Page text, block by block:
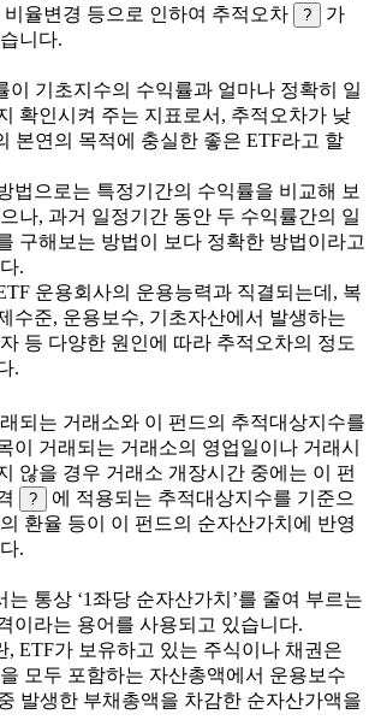
비율변경 등으로 인하여 추적오차
?
가
니다.
이 기초지수의 수익률과 얼마나 정확히 일
확인시켜 주는 지표로서, 추적오차가 낮
본연의 목적에 충실한 좋은 ETF라고 할
법으로는 특정기간의 수익률을 비교해 보
나, 과거 일정기간 동안 두 수익률간의 일
구해보는 방법이 보다 정확한 방법이라고
.
운용회사의 운용능력과 직결되는데, 복
수준, 운용보수, 기초자산에서 발생하는
등 다양한 원인에 따라 추적오차의 정도
.
되는 거래소와 이 펀드의 추적대상지수를
이 거래되는 거래소의 영업일이나 거래시
않을 경우 거래소 개장시간 중에는 이 펀
?
에 적용되는 추적대상지수를 기준으
환율 등이 이 펀드의 순자산가치에 반영
.
는 통상 ‘1좌당 순자산가치’를 줄여 부르는
이라는 용어를 사용되고 있습니다.
, ETF가 보유하고 있는 주식이나 채권은
모두 포함하는 자산총액에서 운용보수
발생한 부채총액을 차감한 순자산가액을